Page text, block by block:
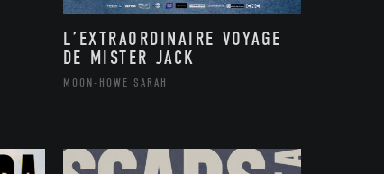
L’EXTRAORDINAIRE VOYAGE
DE MISTER JACK
MOON-HOWE SARAH